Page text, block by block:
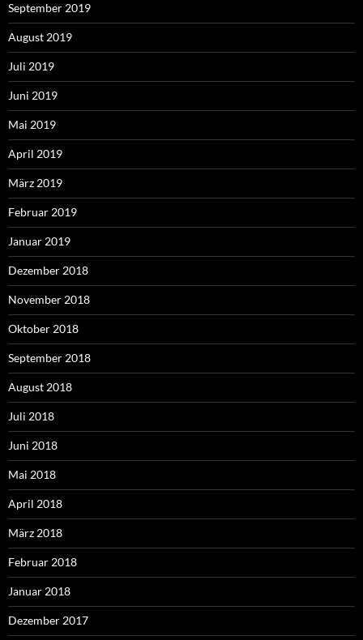
September 2019
August 2019
Juli 2019
Juni 2019
Mai 2019
April 2019
März 2019
Februar 2019
Januar 2019
Dezember 2018
November 2018
Oktober 2018
September 2018
August 2018
Juli 2018
Juni 2018
Mai 2018
April 2018
März 2018
Februar 2018
Januar 2018
Dezember 2017